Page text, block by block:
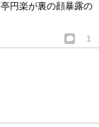
円楽が裏の顔暴露の
1